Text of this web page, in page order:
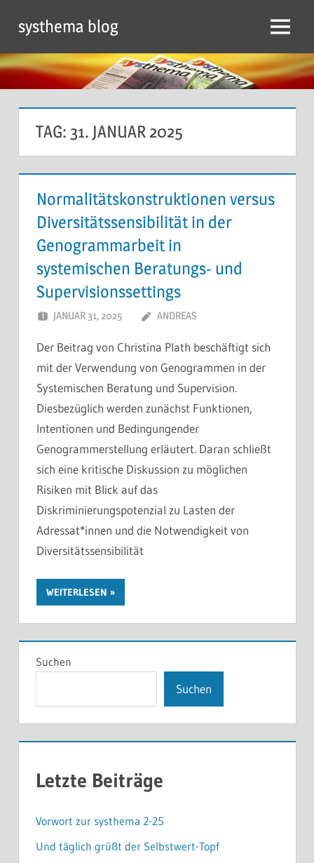
Inhalt
springen
systhema blog Menü
TAG: 31. JANUAR 2025
Normalitätskonstruktionen versus
Diversitätssensibilität in der
Genogrammarbeit in
systemischen Beratungs- und
Supervisionssettings
JANUAR 31, 2025 ANDREAS
Der Beitrag von Christina Plath beschäftigt sich
mit der Verwendung von Genogrammen in der
Systemischen Beratung und Supervision.
Diesbezüglich werden zunächst Funktionen,
Intentionen und Bedingungender
Genogrammerstellung erläutert. Daran schließt
sich eine kritische Diskussion zu möglichen
Risiken mit Blick auf das
Diskriminierungspotenzial zu Lasten der
Adressat*innen und die Notwendigkeit von
Diversitätssensibilität
WEITERLESEN
Suchen
Suchen
Letzte Beiträge
Vorwort zur systhema 2-25
Und täglich grüßt der Selbstwert-Topf